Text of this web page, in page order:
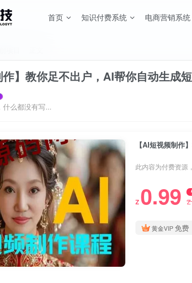
首页 知识付费系统 电商营销系统
作】教你足不出户，AI帮你自动生成
什么都没有写...
此内容为付费资源
Z 0.99 Z
黄金VIP免费